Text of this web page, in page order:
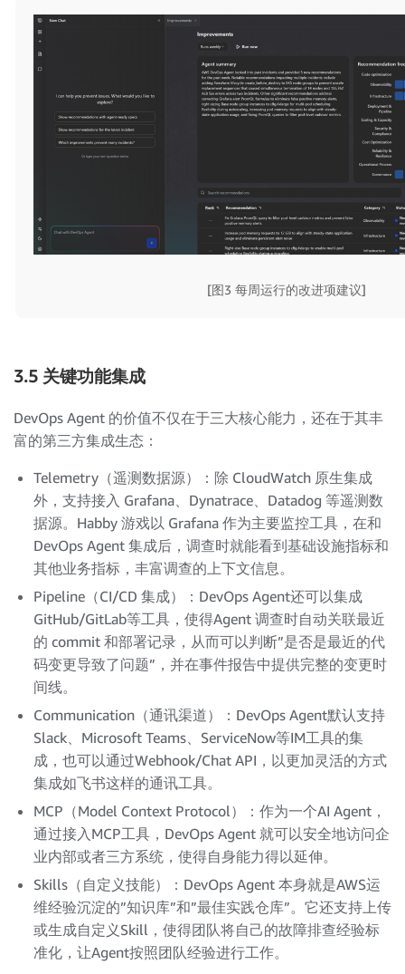
[图3 每周运行的改进项建议]
3.5 关键功能集成
DevOps Agent 的价值不仅在于三大核心能力，还在于其丰
富的第三方集成生态：
Telemetry（遥测数据源）：除 CloudWatch 原生集成
外，支持接入 Grafana、Dynatrace、Datadog 等遥测数
据源。Habby 游戏以 Grafana 作为主要监控工具，在和
DevOps Agent 集成后，调查时就能看到基础设施指标和
其他业务指标，丰富调查的上下文信息。
Pipeline（CI/CD 集成）：DevOps Agent还可以集成
GitHub/GitLab等工具，使得Agent 调查时自动关联最近
的 commit 和部署记录，从而可以判断”是否是最近的代
码变更导致了问题”，并在事件报告中提供完整的变更时
间线。
Communication（通讯渠道）：DevOps Agent默认支持
Slack、Microsoft Teams、ServiceNow等IM工具的集
成，也可以通过Webhook/Chat API，以更加灵活的方式
集成如飞书这样的通讯工具。
MCP（Model Context Protocol）：作为一个AI Agent，
通过接入MCP工具，DevOps Agent 就可以安全地访问企
业内部或者三方系统，使得自身能力得以延伸。
Skills（自定义技能）：DevOps Agent 本身就是AWS运
维经验沉淀的”知识库”和”最佳实践仓库”。它还支持上传
或生成自定义Skill，使得团队将自己的故障排查经验标
准化，让Agent按照团队经验进行工作。